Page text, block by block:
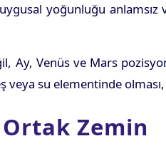
yoğunluğu anlamsız
Venüs ve Mars
su elementinde olması,
Ortak Zemin